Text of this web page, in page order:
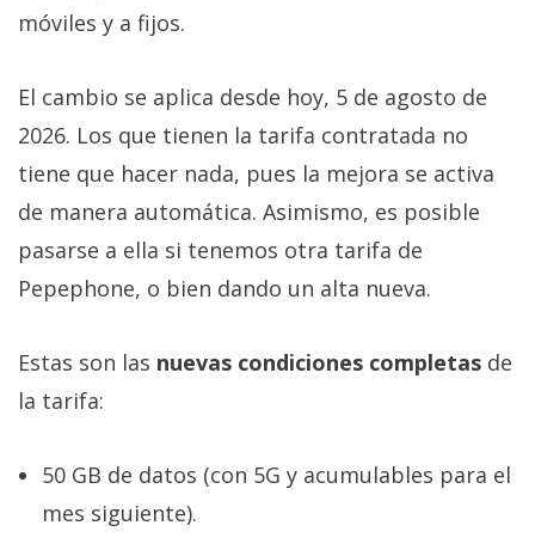
móviles y a fijos.
El cambio se aplica desde hoy, 5 de agosto de
2026. Los que tienen la tarifa contratada no
tiene que hacer nada, pues la mejora se activa
de manera automática. Asimismo, es posible
pasarse a ella si tenemos otra tarifa de
Pepephone, o bien dando un alta nueva.
Estas son las nuevas condiciones completas de
la tarifa:
50 GB de datos (con 5G y acumulables para el
mes siguiente).